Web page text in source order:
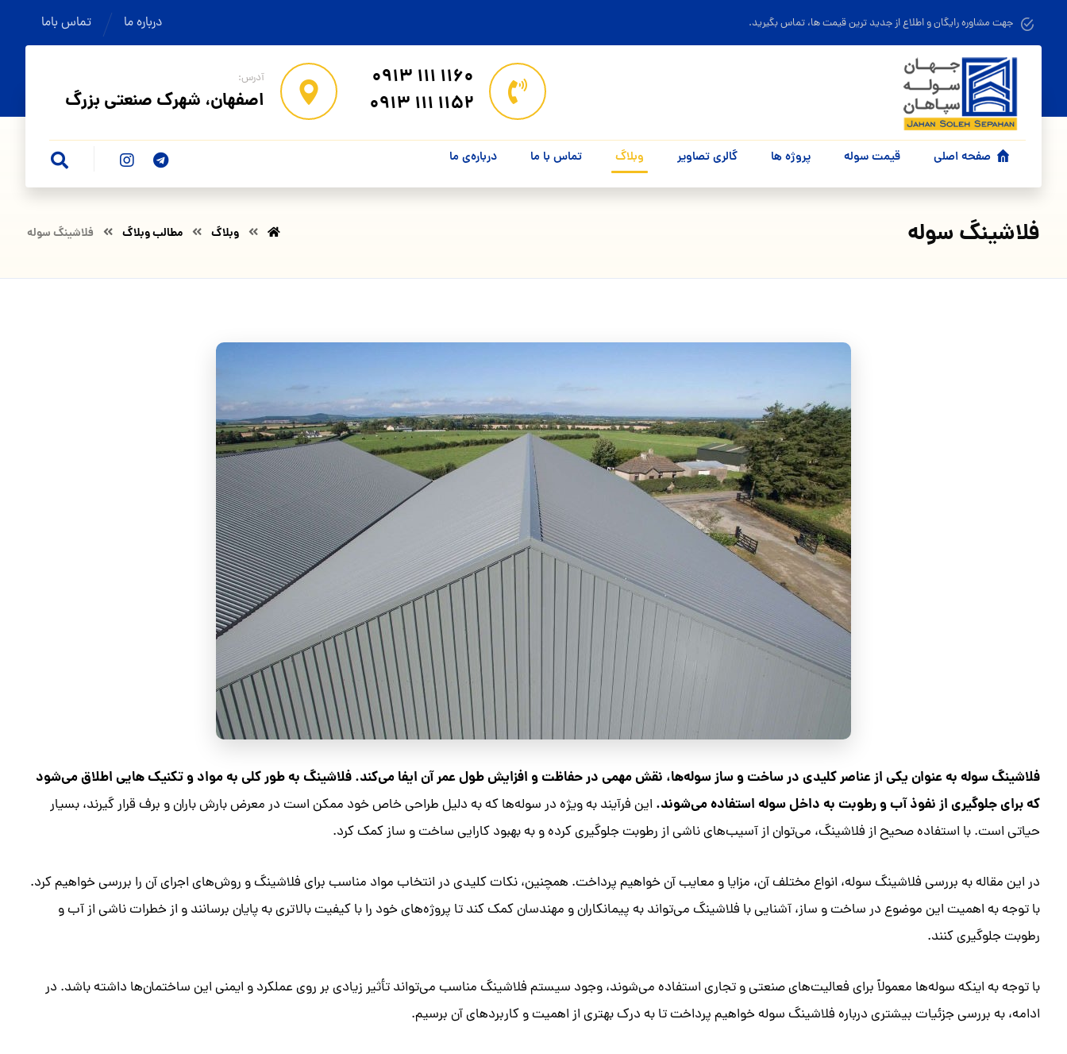
جهت مشاوره رایگان و اطلاع از جدید ترین قیمت ها، تماس بگیرید. تماس باما درباره ما
آدرس:
اصفهان، شهرک صنعتی بزرگ
۱۱60 ۱۱۱ ۰۹۱۳
۱۱۵۲ ۱۱۱ ۰۹۱۳
صفحه اصلی قیمت سوله پروژه ها گالری تصاویر وبلاگ تماس با ما درباره‌ی ما
فلاشینگ سوله وبلاگ مطالب وبلاگ فلاشینگ سوله
فلاشینگ سوله به عنوان یکی از عناصر کلیدی در ساخت و ساز سوله‌ها، نقش مهمی در حفاظت و افزایش طول عمر آن ایفا می‌کند. فلاشینگ به طور کلی به مواد و تکنیک‌ هایی اطلاق می‌شود
که برای جلوگیری از نفوذ آب و رطوبت به داخل سوله استفاده می‌شوند. این فرآیند به ویژه در سوله‌ها که به دلیل طراحی خاص خود ممکن است در معرض بارش باران و برف قرار گیرند، بسیار
حیاتی است. با استفاده صحیح از فلاشینگ، می‌توان از آسیب‌های ناشی از رطوبت جلوگیری کرده و به بهبود کارایی ساخت و ساز کمک کرد.
در این مقاله به بررسی فلاشینگ سوله، انواع مختلف آن، مزایا و معایب آن خواهیم پرداخت. همچنین، نکات کلیدی در انتخاب مواد مناسب برای فلاشینگ و روش‌های اجرای آن را بررسی خواهیم کرد.
با توجه به اهمیت این موضوع در ساخت و ساز، آشنایی با فلاشینگ می‌تواند به پیمانکاران و مهندسان کمک کند تا پروژه‌های خود را با کیفیت بالاتری به پایان برسانند و از خطرات ناشی از آب و
رطوبت جلوگیری کنند.
با توجه به اینکه سوله‌ها معمولاً برای فعالیت‌های صنعتی و تجاری استفاده می‌شوند، وجود سیستم فلاشینگ مناسب می‌تواند تأثیر زیادی بر روی عملکرد و ایمنی این ساختمان‌ها داشته باشد. در
ادامه، به بررسی جزئیات بیشتری درباره فلاشینگ سوله خواهیم پرداخت تا به درک بهتری از اهمیت و کاربردهای آن برسیم.